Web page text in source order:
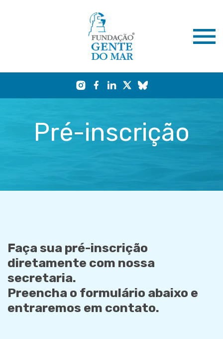
Pré-inscrição
Faça sua pré-inscrição
diretamente com nossa
secretaria.
Preencha o formulário abaixo e
entraremos em contato.